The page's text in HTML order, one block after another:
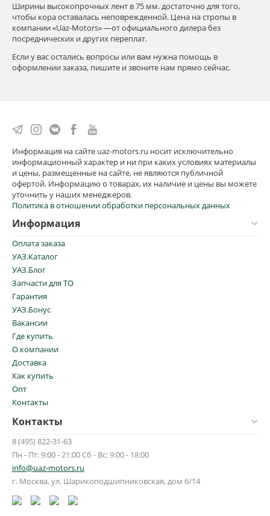
Ширины высокопрочных лент в 75 мм. достаточно для того,
чтобы кора оставалась неповрежденной. Цена на стропы в
компании «Uaz-Motors» —от официального дилера без
посреднических и других переплат.
Если у вас остались вопросы или вам нужна помощь в
оформлении заказа, пишите и звоните нам прямо сейчас.
Информация на сайте uaz-motors.ru носит исключительно
информационный характер и ни при каких условиях материалы
и цены, размещенные на сайте, не являются публичной
офертой. Информацию о товарах, их наличие и цены вы можете
уточнить у наших менеджеров.
Политика в отношении обработки персональных данных
Информация
Оплата заказа
УАЗ.Каталог
УАЗ.Блог
Запчасти для ТО
Гарантия
УАЗ.Бонус
Вакансии
Где купить
О компании
Доставка
Как купить
Опт
Контакты
Контакты
8 (495) 822-31-63
Пн - Пт: 9:00 - 21:00 Сб - Вс: 9:00 - 18:00
info@uaz-motors.ru
г. Москва, ул. Шарикоподшипниковская, дом 6/14